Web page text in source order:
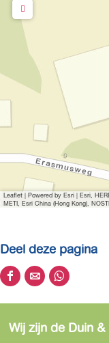
Leaflet | Powered by Esri | Esri,
METI, Esri China (Hong Kong),
Deel deze pagina
D
e
l
D
e
l
D
e
l
Wij zijn de Duin